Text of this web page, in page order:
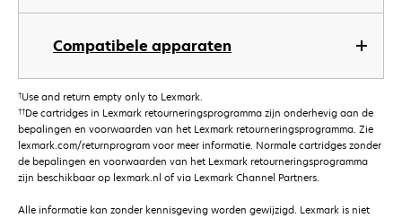
Compatibele apparaten
†Use and return empty only to Lexmark.
††De cartridges in Lexmark retourneringsprogramma zijn onderhevig aan de
bepalingen en voorwaarden van het Lexmark retourneringsprogramma. Zie
lexmark.com/returnprogram voor meer informatie. Normale cartridges zonder
de bepalingen en voorwaarden van het Lexmark retourneringsprogramma
zijn beschikbaar op lexmark.nl of via Lexmark Channel Partners.
Alle informatie kan zonder kennisgeving worden gewijzigd. Lexmark is niet